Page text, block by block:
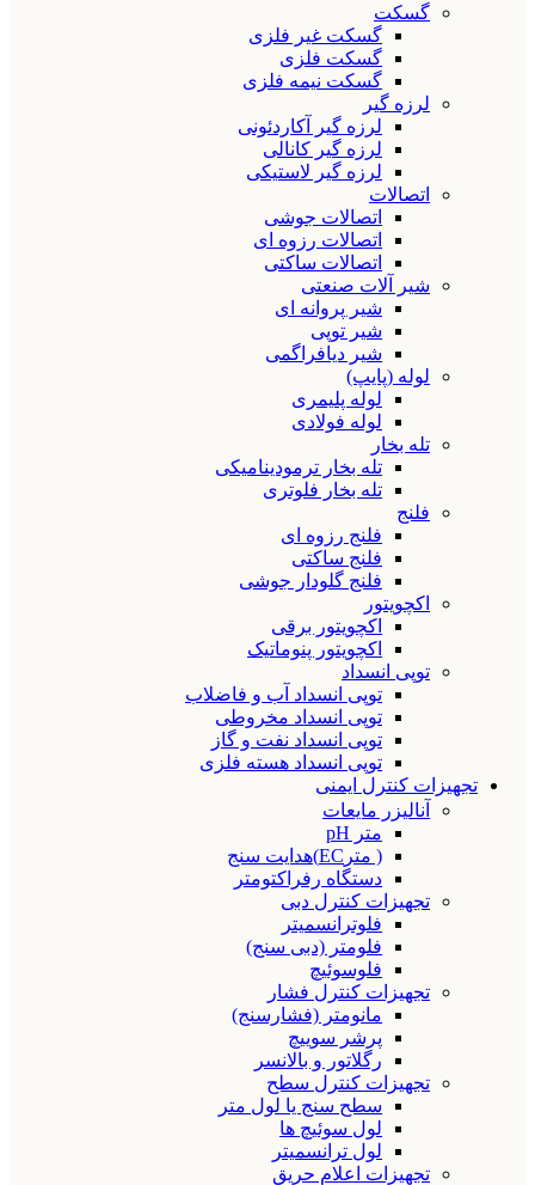
گسکت
گسکت غیر فلزی
گسکت فلزی
گسکت نیمه فلزی
لرزه گیر
لرزه گیر آکاردئونی
لرزه گیر کانالی
لرزه گیر لاستیکی
اتصالات
اتصالات جوشی
اتصالات رزوه ای
اتصالات ساکتی
شیر آلات صنعتی
شیر پروانه ای
شیر توپی
شیر دیافراگمی
لوله (پایپ)
لوله پلیمری
لوله فولادی
تله بخار
تله بخار ترمودینامیکی
تله بخار فلوتری
فلنج
فلنج رزوه ای
فلنج ساکتی
فلنج گلودار جوشی
اکچویتور
اکچویتور برقی
اکچویتور پنوماتیک
توپی انسداد
توپی انسداد آب و فاضلاب
توپی انسداد مخروطی
توپی انسداد نفت و گاز
توپی انسداد هسته فلزی
تجهیزات کنترل ایمنی
آنالیزر مایعات
متر pH
( مترEC)هدایت سنج
دستگاه رفراکتومتر
تجهیزات کنترل دبی
فلوترانسمیتر
فلومتر (دبی سنج)
فلوسوئیچ
تجهیزات کنترل فشار
مانومتر (فشارسنج)
پرشر سوییچ
رگلاتور و بالانسر
تجهیزات کنترل سطح
سطح سنج یا لول متر
لول سوئیچ ها
لول ترانسمیتر
تجهیزات اعلام حریق